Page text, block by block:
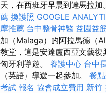
天，在西班牙早晨到達馬拉
薦 換護照 GOOGLE
摩推薦 台中整骨神醫 益園益
加（Malaga）的阿拉馬德（
教堂，這是安達盧西亞文藝
匈牙利導遊。 養護中心 台中
（英語）導遊一起參加。 餐
考試 報名 協會成立費用 新竹